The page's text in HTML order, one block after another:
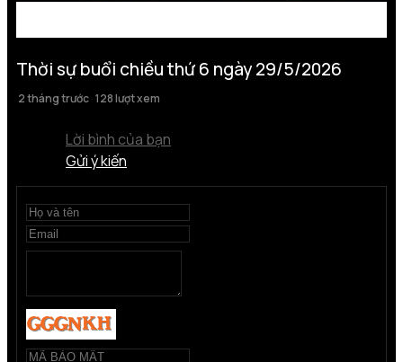
Thời sự buổi chiều thứ 6 ngày 29/5/2026
2 tháng trước 128 lượt xem
Lời bình của bạn
Gửi ý kiến